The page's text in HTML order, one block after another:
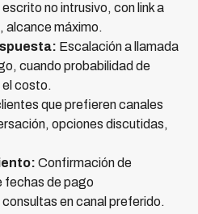
no intrusivo, con link a
alcance máximo.
Escalación a llamada
cuando probabilidad de
costo.
que prefieren canales
opciones discutidas,
Confirmación de
fechas de pago
en canal preferido.